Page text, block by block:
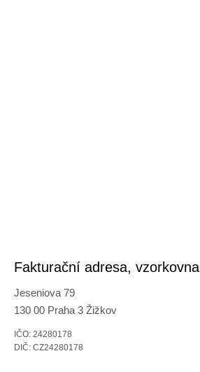
Fakturační adresa, vzorkovna
Jeseniova 79
130 00 Praha 3 Žižkov
IČO: 24280178
DIČ: CZ24280178